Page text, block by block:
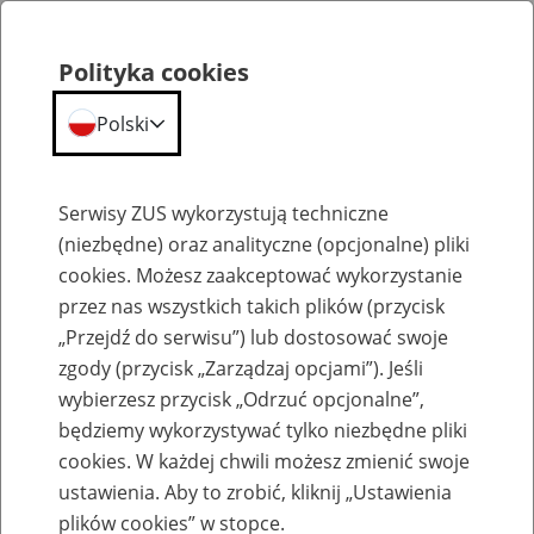
Szkolenia
Zaproś ZUS do siebie: Aktywni 50+
Polityka cookies
Polski
Serwisy ZUS wykorzystują techniczne
(niezbędne) oraz analityczne (opcjonalne) pliki
cookies. Możesz zaakceptować wykorzystanie
przez nas wszystkich takich plików (przycisk
„Przejdź do serwisu”) lub dostosować swoje
zgody (przycisk „Zarządzaj opcjami”). Jeśli
wybierzesz przycisk „Odrzuć opcjonalne”,
będziemy wykorzystywać tylko niezbędne pliki
cookies. W każdej chwili możesz zmienić swoje
ustawienia. Aby to zrobić, kliknij „Ustawienia
plików cookies” w stopce.